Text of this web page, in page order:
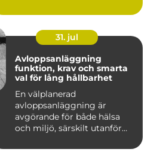
31. jul
Avloppsanläggning
funktion, krav och smarta
val för lång hållbarhet
En välplanerad
avloppsanläggning är
avgörande för både hälsa
och miljö, särskilt utanför